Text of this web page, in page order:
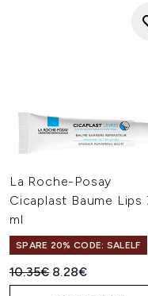
La Roche-Posay
Cicaplast Baume Lips
ml
SPARE 20% CODE: SALELF
Unverbindliche
10.35€ Aktueller Preis:
8.28€